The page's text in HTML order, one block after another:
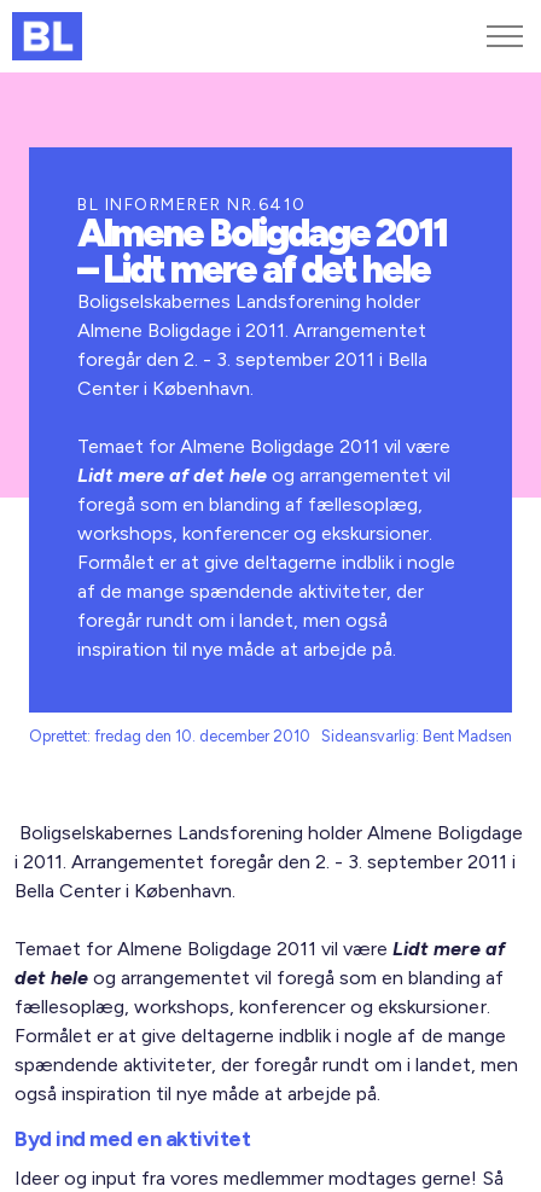
Kurser og arrangementer
Jobportalen
BL INFORMERER NR.6410
Almene Boligdage 2011
– Lidt mere af det hele
Boligselskabernes Landsforening holder
Almene Boligdage i 2011. Arrangementet
foregår den 2. - 3. september 2011 i Bella
Center i København.
Temaet for Almene Boligdage 2011 vil være
Lidt mere af det hele og arrangementet vil
foregå som en blanding af fællesoplæg,
workshops, konferencer og ekskursioner.
Formålet er at give deltagerne indblik i nogle
af de mange spændende aktiviteter, der
foregår rundt om i landet, men også
inspiration til nye måde at arbejde på.
Oprettet: fredag den 10. december 2010 Sideansvarlig: Bent Madsen
Boligselskabernes Landsforening holder Almene Boligdage
i 2011. Arrangementet foregår den 2. - 3. september 2011 i
Bella Center i København.
Temaet for Almene Boligdage 2011 vil væreLidt mere af
det hele og arrangementet vil foregå som en blanding af
fællesoplæg, workshops, konferencer og ekskursioner.
Formålet er at give deltagerne indblik i nogle af de mange
spændende aktiviteter, der foregår rundt om i landet, men
også inspiration til nye måde at arbejde på.
Byd ind med en aktivitet
Ideer og input fra vores medlemmer modtages gerne! Så